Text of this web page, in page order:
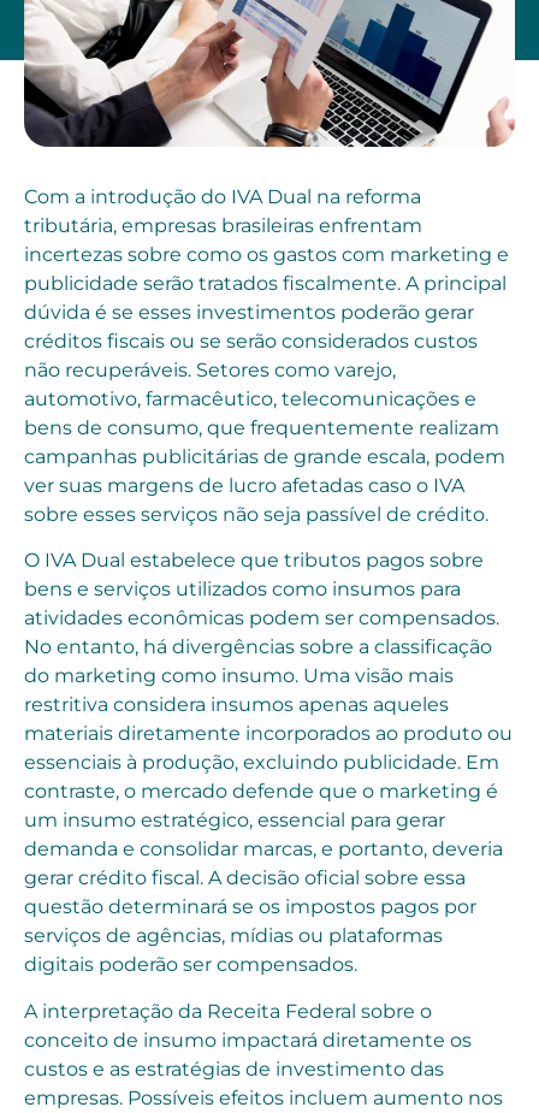
Com a introdução do IVA Dual na reforma
tributária, empresas brasileiras enfrentam
incertezas sobre como os gastos com marketing e
publicidade serão tratados fiscalmente. A principal
dúvida é se esses investimentos poderão gerar
créditos fiscais ou se serão considerados custos
não recuperáveis. Setores como varejo,
automotivo, farmacêutico, telecomunicações e
bens de consumo, que frequentemente realizam
campanhas publicitárias de grande escala, podem
ver suas margens de lucro afetadas caso o IVA
sobre esses serviços não seja passível de crédito.
O IVA Dual estabelece que tributos pagos sobre
bens e serviços utilizados como insumos para
atividades econômicas podem ser compensados.
No entanto, há divergências sobre a classificação
do marketing como insumo. Uma visão mais
restritiva considera insumos apenas aqueles
materiais diretamente incorporados ao produto ou
essenciais à produção, excluindo publicidade. Em
contraste, o mercado defende que o marketing é
um insumo estratégico, essencial para gerar
demanda e consolidar marcas, e portanto, deveria
gerar crédito fiscal. A decisão oficial sobre essa
questão determinará se os impostos pagos por
serviços de agências, mídias ou plataformas
digitais poderão ser compensados.
A interpretação da Receita Federal sobre o
conceito de insumo impactará diretamente os
custos e as estratégias de investimento das
empresas. Possíveis efeitos incluem aumento nos